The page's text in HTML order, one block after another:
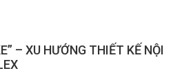
– XU HƯỚNG THIẾT KẾ NỘI